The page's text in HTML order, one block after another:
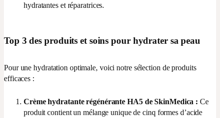
hydratantes et réparatrices.
Top 3 des produits et soins pour hydrater sa peau
Pour une hydratation optimale, voici notre sélection de produits
efficaces :
Crème hydratante régénérante HA5 de SkinMedica :Ce
produit contient un mélange unique de cinq formes d’acide